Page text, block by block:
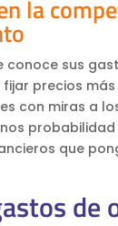
la
conoce sus
precios
con miras a
probabilidad
que
de